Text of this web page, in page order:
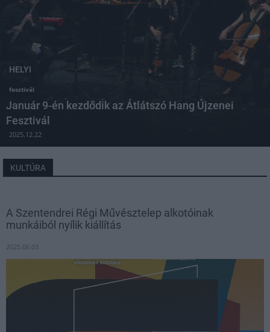
HELYI
fesztivál
Január 9-én kezdődik az Átlátszó Hang Újzenei
Fesztivál
2025.12.22
KULTÚRA
A Szentendrei Régi Művésztelep alkotóinak
munkáiból nyílik kiállítás
2025.06.03